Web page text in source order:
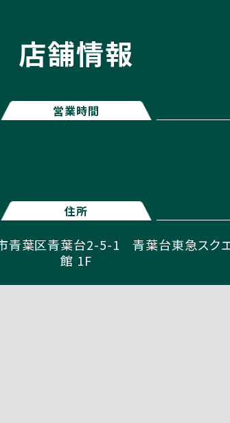
店舗情報
営業時間
住所
青葉区青葉台2-5-1 青葉台東急スク
館 1F